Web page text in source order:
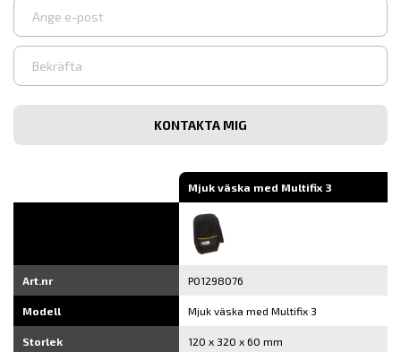
Ange
e-
Bekräfta
post
Mjuk väska med Multifix 3
Art.nr P01298076
Modell Mjuk väska med Multifix 3
Storlek 120 x 320 x 60 mm